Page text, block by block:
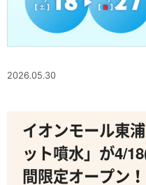
2026.05.30
イオンモール東
ット噴水」が4/
間限定オープン！